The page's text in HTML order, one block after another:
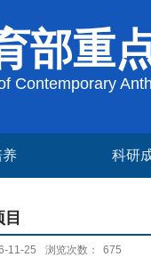
部重
Contemporary
养 科研
11-25 浏览次数： 675